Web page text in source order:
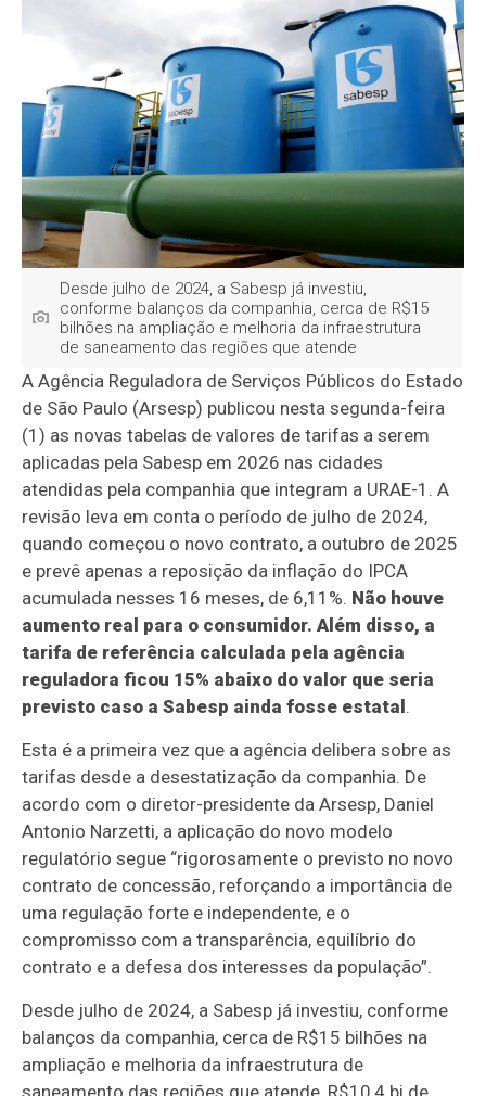
Desde julho de 2024, a Sabesp já investiu,
conforme balanços da companhia, cerca de R$15
bilhões na ampliação e melhoria da infraestrutura
de saneamento das regiões que atende
A Agência Reguladora de Serviços Públicos do Estado
de São Paulo (Arsesp) publicou nesta segunda-feira
(1) as novas tabelas de valores de tarifas a serem
aplicadas pela Sabesp em 2026 nas cidades
atendidas pela companhia que integram a URAE-1. A
revisão leva em conta o período de julho de 2024,
quando começou o novo contrato, a outubro de 2025
e prevê apenas a reposição da inflação do IPCA
acumulada nesses 16 meses, de 6,11%. Não houve
aumento real para o consumidor. Além disso, a
tarifa de referência calculada pela agência
reguladora ficou 15% abaixo do valor que seria
previsto caso a Sabesp ainda fosse estatal.
Esta é a primeira vez que a agência delibera sobre as
tarifas desde a desestatização da companhia. De
acordo com o diretor-presidente da Arsesp, Daniel
Antonio Narzetti, a aplicação do novo modelo
regulatório segue “rigorosamente o previsto no novo
contrato de concessão, reforçando a importância de
uma regulação forte e independente, e o
compromisso com a transparência, equilíbrio do
contrato e a defesa dos interesses da população”.
Desde julho de 2024, a Sabesp já investiu, conforme
balanços da companhia, cerca de R$15 bilhões na
ampliação e melhoria da infraestrutura de
saneamento das regiões que atende, R$10,4 bi de